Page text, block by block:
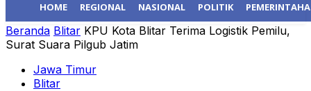
HOME REGIONAL NASIONAL POLITIK
Beranda Blitar KPU Kota Blitar Terima Logistik Pemilu,
Surat Suara Pilgub Jatim
Jawa Timur
Blitar